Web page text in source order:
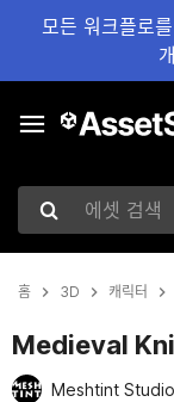
모든 워크플로
에셋 검색
홈 3D 캐릭터
Medieval
Meshtint Studio